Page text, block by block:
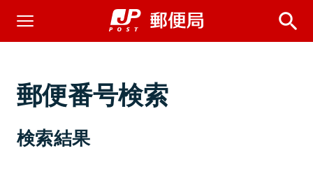
郵便番号検索
検索結果